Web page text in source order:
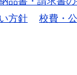
方針 校費・